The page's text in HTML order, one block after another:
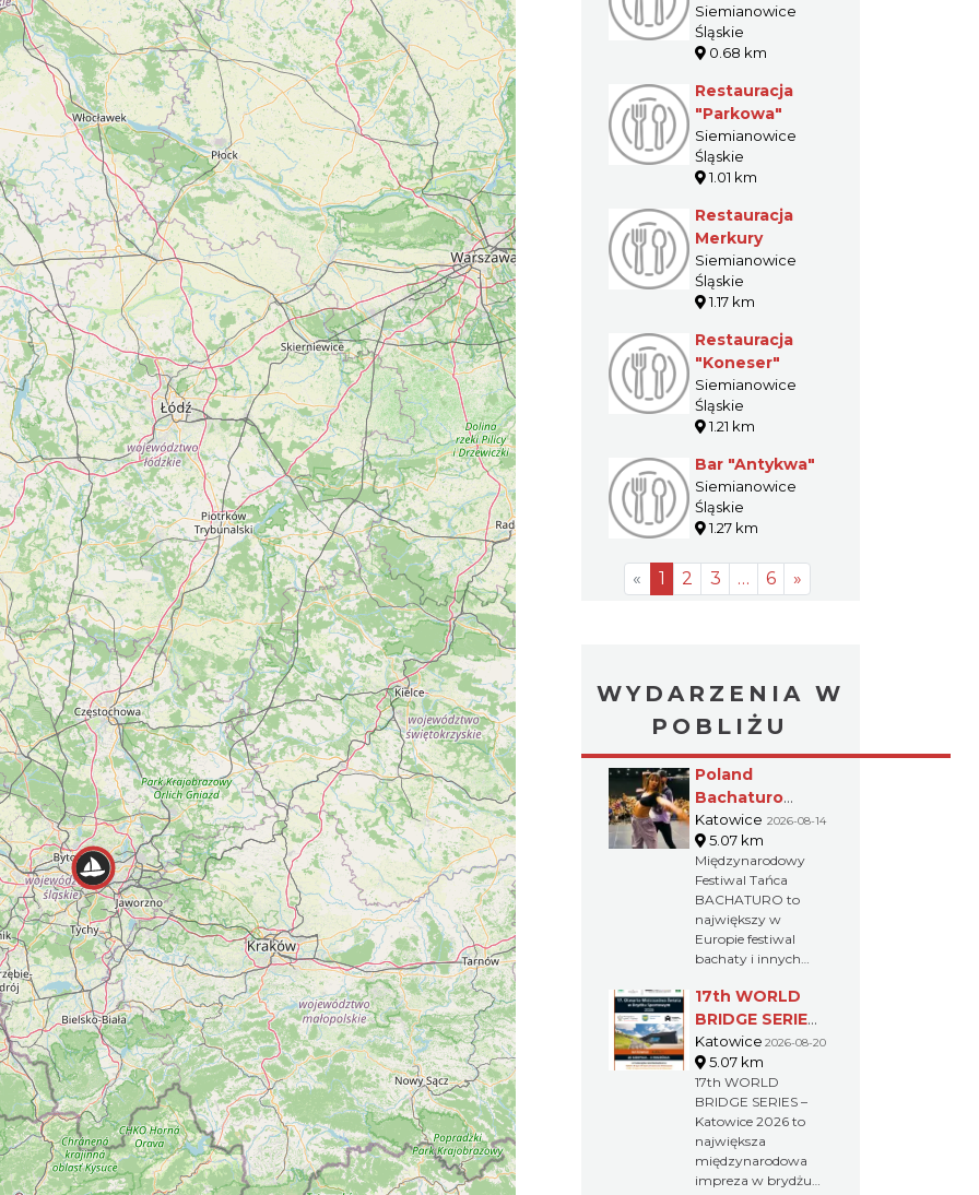
Siemianowice
Śląskie
0.68 km
Restauracja
"Parkowa"
Siemianowice
Śląskie
1.01 km
Restauracja
Merkury
Siemianowice
Śląskie
1.17 km
Restauracja
"Koneser"
Siemianowice
Śląskie
1.21 km
Bar "Antykwa"
Siemianowice
Śląskie
1.27 km
« 1 2 3 … 6 »
WYDARZENIA W
POBLIŻU
Poland
Bachaturo
Festiwal
Katowice 2026-08-14
5.07 km
Międzynarodowy
Festiwal Tańca
BACHATURO to
największy w
Europie festiwal
bachaty i innych
tańców afro-
latynoskich. Na
uczestników czekają
warsztaty, koncerty
i imprezy
towarzyszące, które
pozwolą przekonać
się, jak fenomenalne
są te tańce oraz dać
możliwość
17th WORLD
BRIDGE SERIES
– Katowice
2026
Katowice 2026-08-20
5.07 km
17th WORLD
BRIDGE SERIES –
Katowice 2026 to
największa
międzynarodowa
impreza w brydżu